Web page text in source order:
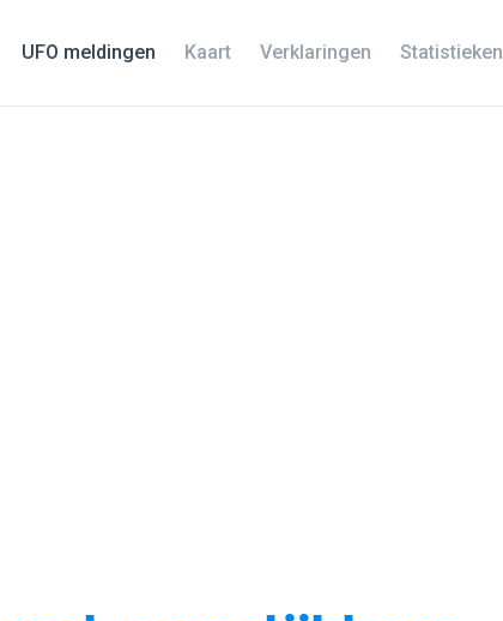
UFO meldingen Kaart Verklaringen Statistieken